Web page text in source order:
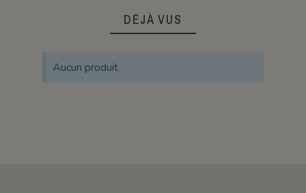
DÉJÀ VUS
Aucun produit